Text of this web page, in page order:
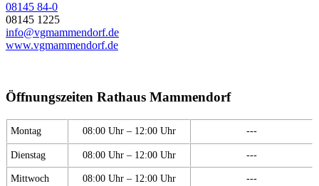
08145 84-0
08145 1225
info@vgmammendorf.de
www.vgmammendorf.de
Öffnungszeiten Rathaus Mammendorf
Montag 08:00 Uhr – 12:00 Uhr ---
Dienstag 08:00 Uhr – 12:00 Uhr ---
Mittwoch 08:00 Uhr – 12:00 Uhr ---